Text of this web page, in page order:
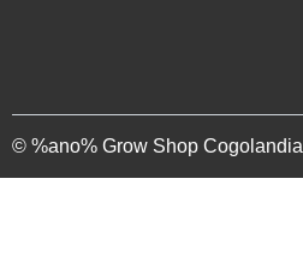
© %ano% Grow Shop Cogolandia